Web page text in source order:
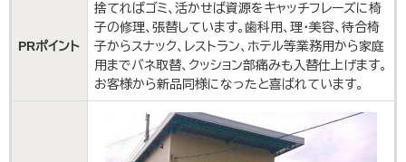
PRポイント
捨てればゴミ、活かせば資源をキャッチフレーズに椅
子の修理、張替しています。歯科用、理・美容、待合椅
子からスナック、レストラン、ホテル等業務用から家庭
用までバネ取替、クッション部痛みも入替仕上げます。
お客様から新品同様になったと喜ばれています。